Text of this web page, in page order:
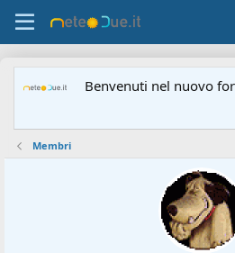
Benvenuti nel nuovo
Membri